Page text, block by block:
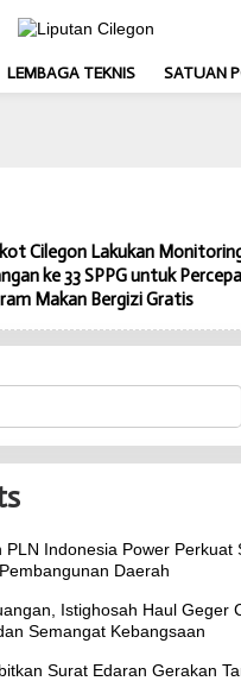
LEMBAGA TEKNIS SATUAN
PLN
Merawat Jejak
Perjuangan,
Semangat
Cilegon Lakukan
ke 33 SPPG untuk
Makan Bergizi Gratis
PLN Indonesia Power Perkuat
Daerah
Istighosah Haul Geger
Semangat Kebangsaan
Surat Edaran Gerakan